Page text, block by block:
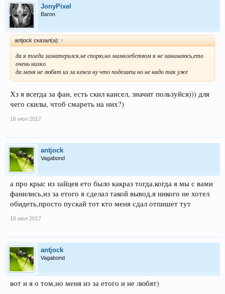
JonyPixel
Baron
antjock сказал(а): ↑
да я тогда заматерился,не спорю,но мамкоебством я не занимаюсь,ето
очень низко
да меня не любят из за кенса ну что поделаеш но не надо так уже
Хз я всегда за фан, есть скил кансел, значит пользуйся))) для
чего скилы, чтоб смареть на них?)
16 июл 2017
antjock
Vagabond
а про крыс из зайцев ето было какраз тогда,когда я мы с вами
фанились,из за етого я сделал такой вывод,я никого не хотел
обидеть,просто пускай тот кто меня сдал отпишет тут
16 июл 2017
antjock
Vagabond
вот и я о том,но меня из за етого и не любят)